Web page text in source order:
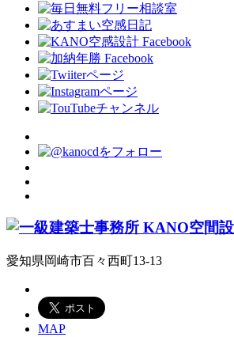
愛知県岡崎市百々西町13-13
MAP